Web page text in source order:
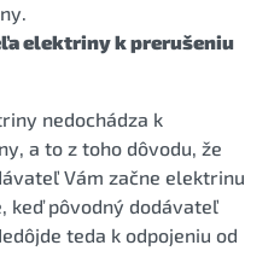
elektriny k prerušeniu
nedochádza k
a to z toho dôvodu, že
Vám začne elektrinu
keď pôvodný dodávateľ
teda k odpojeniu od